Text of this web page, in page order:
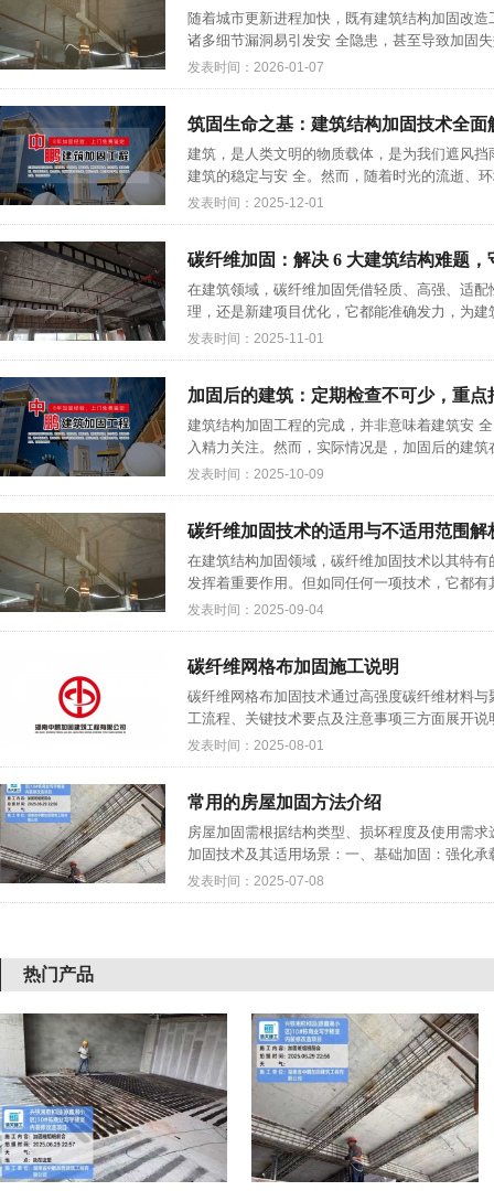
随着城市更新进程加快，既有建筑结构加固改
诸多细节漏洞易引发安 全隐患，甚至导致加固
发表时间：2026-01-07
筑固生命之基：建筑结构加固技术全面
建筑，是人类文明的物质载体，是为我们遮风
建筑的稳定与安 全。然而，随着时光的流逝、
发表时间：2025-12-01
碳纤维加固：解决 6 大建筑结构难题，
在建筑领域，碳纤维加固凭借轻质、高强、适
理，还是新建项目优化，它都能准确发力，为
发表时间：2025-11-01
加固后的建筑：定期检查不可少，重点
建筑结构加固工程的完成，并非意味着建筑安
入精力关注。然而，实际情况是，加固后的建
发表时间：2025-10-09
碳纤维加固技术的适用与不适用范围解
在建筑结构加固领域，碳纤维加固技术以其特
发挥着重要作用。但如同任何一项技术，它都
发表时间：2025-09-04
碳纤维网格布加固施工说明
碳纤维网格布加固技术通过高强度碳纤维材料
工流程、关键技术要点及注意事项三方面展开
发表时间：2025-08-01
​常用的房屋加固方法介绍
房屋加固需根据结构类型、损坏程度及使用需
加固技术及其适用场景：一、基础加固：强化
发表时间：2025-07-08
热门产品